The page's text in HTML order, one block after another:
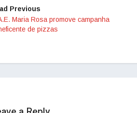
Previous
Maria Rosa promove campanha
de pizzas